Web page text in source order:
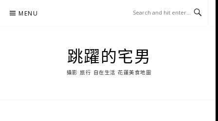
MENU
跳躍的宅男
攝影 旅行 自在生活 花蓮美食地圖